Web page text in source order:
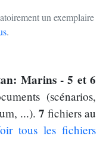
un exemplaire
.
Marins - 5 et 6
(scénarios,
...). 7 fichiers au
tous les fichiers